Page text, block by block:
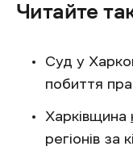
Читайте
Суд у
побиття
Харківщина
регіонів за